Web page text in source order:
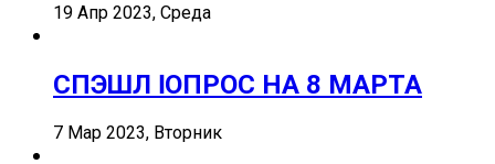
19 Апр 2023, Среда
СПЭШЛ ӏ ОПРОС НА 8 МАРТА
7 Мар 2023, Вторник